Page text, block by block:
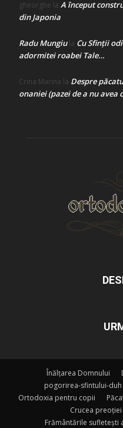
gheorghe la A început
din Japonia
Radu Mungiula Cu Sfinții
adormitei roabei Tale…
Crina Marina la Despre
onaniei (pazei de a nu avea
Înălțarea Domnului
pogorirea-sfintului-duh
Ortodoxia pentru copii
Crucea preoției
Frământările sufletești